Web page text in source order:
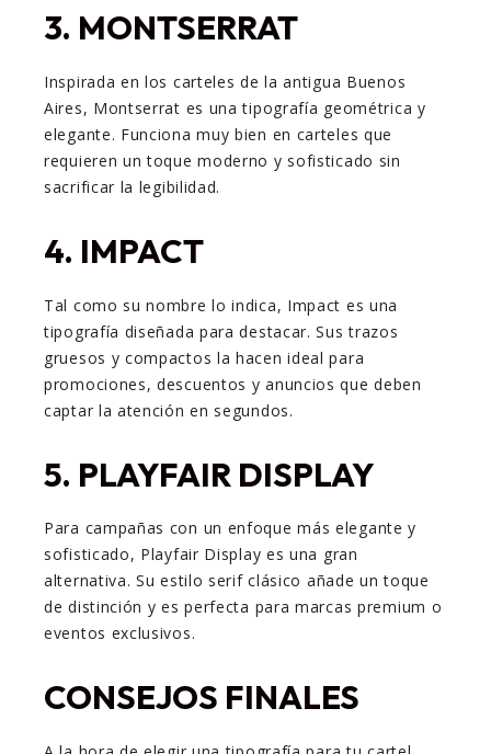
3. MONTSERRAT
Inspirada en los carteles de la antigua Buenos
Aires, Montserrat es una tipografía geométrica y
elegante. Funciona muy bien en carteles que
requieren un toque moderno y sofisticado sin
sacrificar la legibilidad.
4. IMPACT
Tal como su nombre lo indica, Impact es una
tipografía diseñada para destacar. Sus trazos
gruesos y compactos la hacen ideal para
promociones, descuentos y anuncios que deben
captar la atención en segundos.
5. PLAYFAIR DISPLAY
Para campañas con un enfoque más elegante y
sofisticado, Playfair Display es una gran
alternativa. Su estilo serif clásico añade un toque
de distinción y es perfecta para marcas premium o
eventos exclusivos.
CONSEJOS FINALES